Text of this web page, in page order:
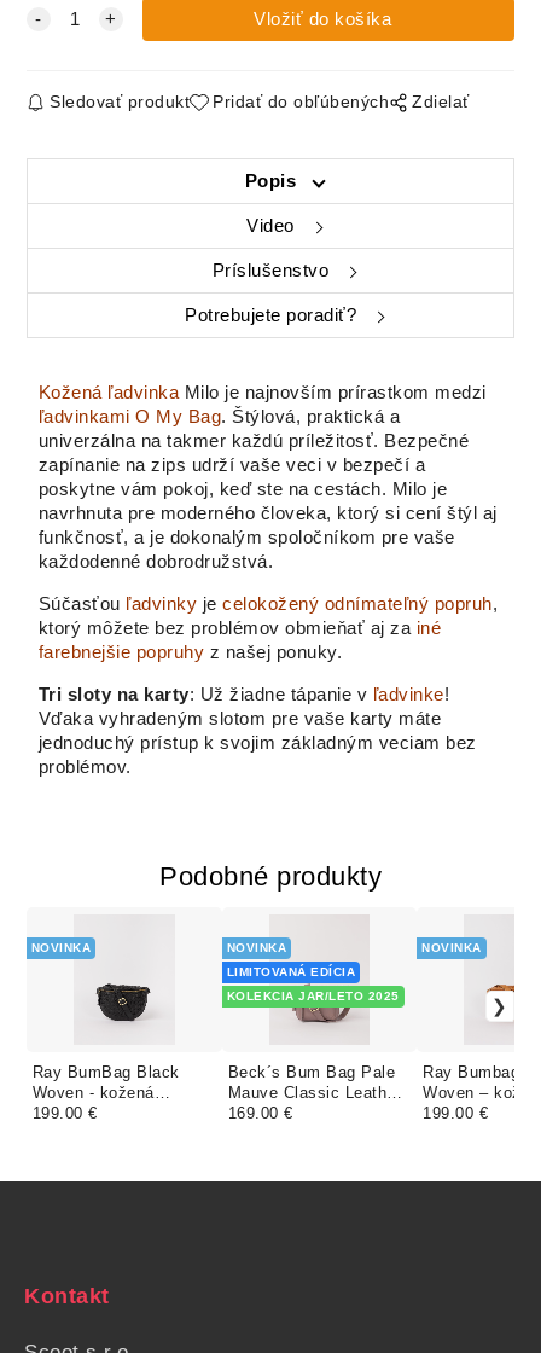
Sledovať produkt Pridať do obľúbených Zdielať
Popis
Video
Príslušenstvo
Potrebujete poradiť?
Kožená ľadvinkaMilo je najnovším prírastkom medzi
ľadvinkami O My Bag. Štýlová, praktická a
univerzálna na takmer každú príležitosť. Bezpečné
zapínanie na zips udrží vaše veci v bezpečí a
poskytne vám pokoj, keď ste na cestách. Milo je
navrhnuta pre moderného človeka, ktorý si cení štýl aj
funkčnosť, a je dokonalým spoločníkom pre vaše
každodenné dobrodružstvá.
Súčasťou ľadvinky jecelokožený odnímateľný popruh,
ktorý môžete bez problémov obmieňať aj za iné
farebnejšie popruhy z našej ponuky.
Tri sloty na karty: Už žiadne tápanie v ľadvinke!
Vďaka vyhradeným slotom pre vaše karty máte
jednoduchý prístup k svojim základným veciam bez
problémov.
Podobné produkty
Ray BumBag Black
Woven - kožená
ľadvinka v čiernej farbe
NOVINKA
199.00 €
Beck´s Bum Bag Pale
Mauve Classic Leather
- kožená ľadvinka
NOVINKA
LIMITOVANÁ EDÍCIA
KOLEKCIA JAR/LETO 2025
169.00 €
Ray Bumbag
Woven –
ľadvinka v
NOVINKA
199.00 €
Kontakt